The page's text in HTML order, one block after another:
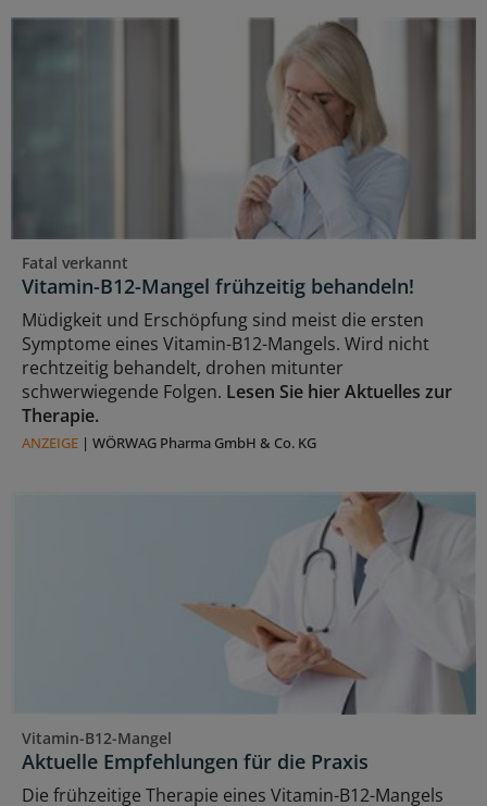
Fatal verkannt
Vitamin-B12-Mangel frühzeitig behandeln!
Müdigkeit und Erschöpfung sind meist die ersten
Symptome eines Vitamin-B12-Mangels. Wird nicht
rechtzeitig behandelt, drohen mitunter
schwerwiegende Folgen. Lesen Sie hier Aktuelles zur
Therapie.
ANZEIGE | WÖRWAG Pharma GmbH & Co. KG
Vitamin-B12-Mangel
Aktuelle Empfehlungen für die Praxis
Die frühzeitige Therapie eines Vitamin-B12-Mangels